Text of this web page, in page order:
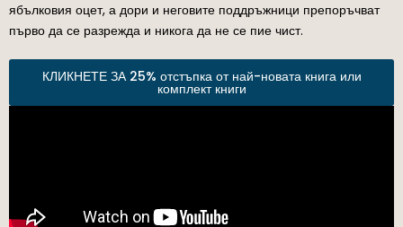
ябълковия оцет, а дори и неговите поддръжници препоръчват
първо да се разрежда и никога да не се пие чист.
КЛИКНЕТЕ ЗА 25% отстъпка от най-новата книга или
комплект книги